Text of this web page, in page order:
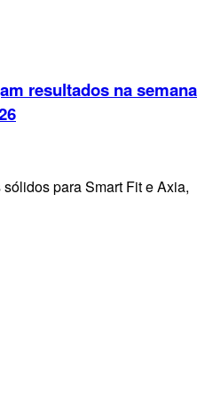
resultados na semana
para Smart Fit e Axia,